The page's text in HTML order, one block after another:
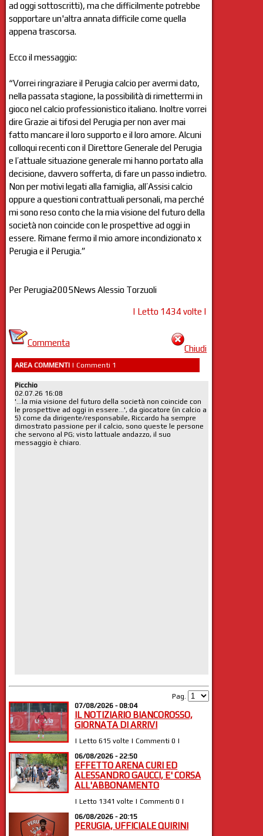
ad oggi sottoscritti), ma che difficilmente potrebbe
sopportare un'altra annata difficile come quella
appena trascorsa.
Ecco il messaggio:
“Vorrei ringraziare il Perugia calcio per avermi dato,
nella passata stagione, la possibilità di rimettermi in
gioco nel calcio professionistico italiano. Inoltre vorrei
dire Grazie ai tifosi del Perugia per non aver mai
fatto mancare il loro supporto e il loro amore. Alcuni
colloqui recenti con il Direttore Generale del Perugia
e l’attuale situazione generale mi hanno portato alla
decisione, davvero sofferta, di fare un passo indietro.
Non per motivi legati alla famiglia, all’Assisi calcio
oppure a questioni contrattuali personali, ma perché
mi sono reso conto che la mia visione del futuro della
società non coincide con le prospettive ad oggi in
essere. Rimane fermo il mio amore incondizionato x
Perugia e il Perugia.”
Per Perugia2005News Alessio Torzuoli
| Letto 1434 volte |
Chiudi
Commenta
AREA COMMENTI | Commenti 1
Pag.
07/08/2026 - 08:04
IL NOTIZIARIO BIANCOROSSO,
GIORNATA DI ARRIVI
| Letto 615 volte | Commenti 0 |
06/08/2026 - 22:50
EFFETTO ARENA CURI ED
ALESSANDRO GAUCCI, E' CORSA
ALL'ABBONAMENTO
| Letto 1341 volte | Commenti 0 |
06/08/2026 - 20:15
PERUGIA, UFFICIALE QUIRINI